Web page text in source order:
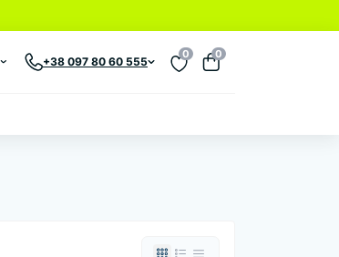
+38 097 80 60 555
0 0